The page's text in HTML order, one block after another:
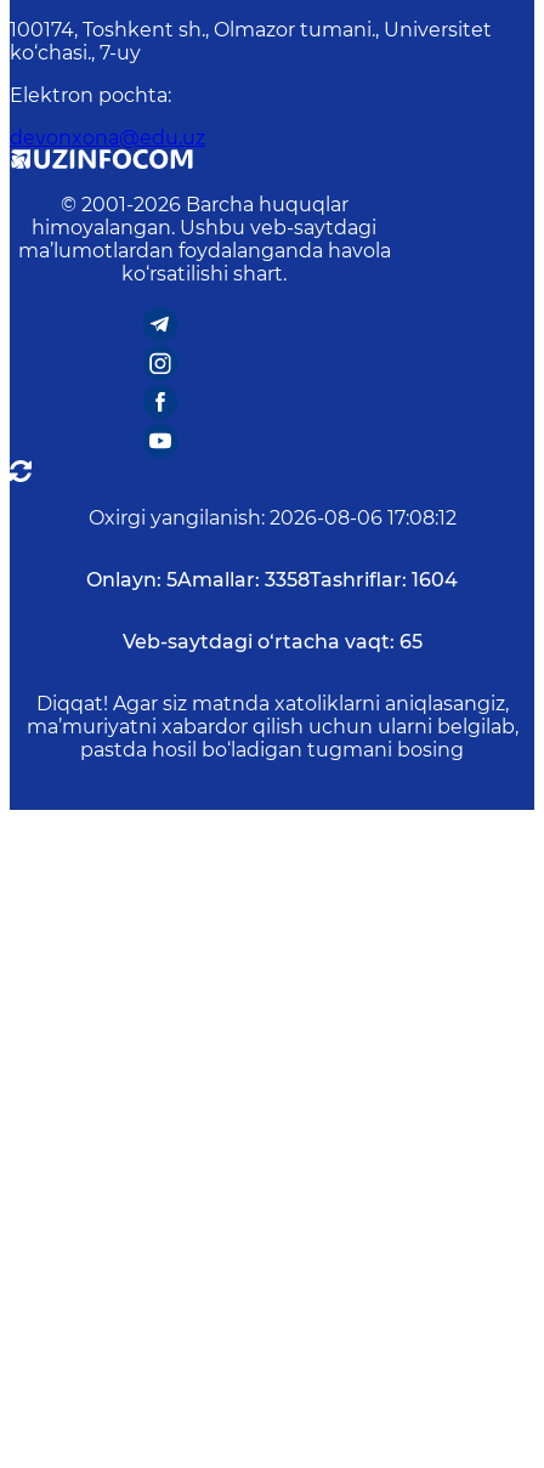
100174, Toshkent sh., Olmazor tumani., Universitet
ko‘chasi., 7-uy
Elektron pochta:
devonxona@edu.uz
© 2001-2026 Barcha huquqlar
himoyalangan. Ushbu veb-saytdagi
ma’lumotlardan foydalanganda havola
ko‘rsatilishi shart.
Oxirgi yangilanish: 2026-08-06 17:08:12
Onlayn: 5Amallar: 3358Tashriflar: 1604
Veb-saytdagi o‘rtacha vaqt: 65
Diqqat! Agar siz matnda xatoliklarni aniqlasangiz,
ma’muriyatni xabardor qilish uchun ularni belgilab,
pastda hosil bo‘ladigan tugmani bosing